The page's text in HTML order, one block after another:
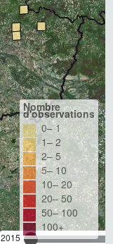
2015
Nombre
d'observations
0– 1
1– 2
2– 5
5– 10
10– 20
20– 50
50– 100
100+